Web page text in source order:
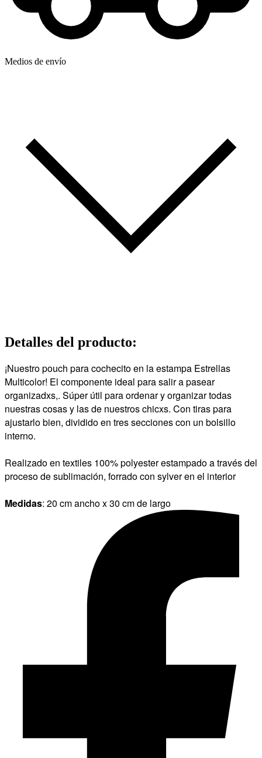
Medios de envío
Detalles del producto:
¡Nuestro pouch para cochecito en la estampa Estrellas
Multicolor! El componente ideal para salir a pasear
organizadxs,. Súper útil para ordenar y organizar todas
nuestras cosas y las de nuestros chicxs. Con tiras para
ajustarlo bien, dividido en tres secciones con un bolsillo
interno.
Realizado en textiles 100% polyester estampado a través del
proceso de sublimación, forrado con sylver en el interior
Medidas: 20 cm ancho x 30 cm de largo